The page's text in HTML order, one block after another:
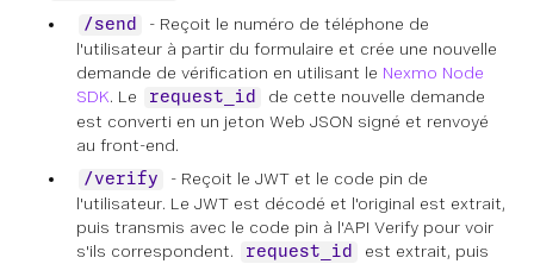
/send
- Reçoit le numéro de téléphone de
l'utilisateur à partir du formulaire et crée une nouvelle
demande de vérification en utilisant le Nexmo Node
SDK. Le request_id
de cette nouvelle demande
est converti en un jeton Web JSON signé et renvoyé
au front-end.
/verify
- Reçoit le JWT et le code pin de
l'utilisateur. Le JWT est décodé et l'original est extrait,
puis transmis avec le code pin à l'API Verify pour voir
s'ils correspondent.
request_id
est extrait, puis